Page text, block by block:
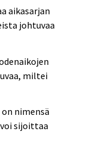
aikasarjan
johtuvaa
miltei
nimensä
sijoittaa